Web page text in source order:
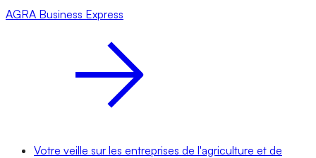
AGRA Business Express
Votre veille sur les entreprises de l'agriculture et de